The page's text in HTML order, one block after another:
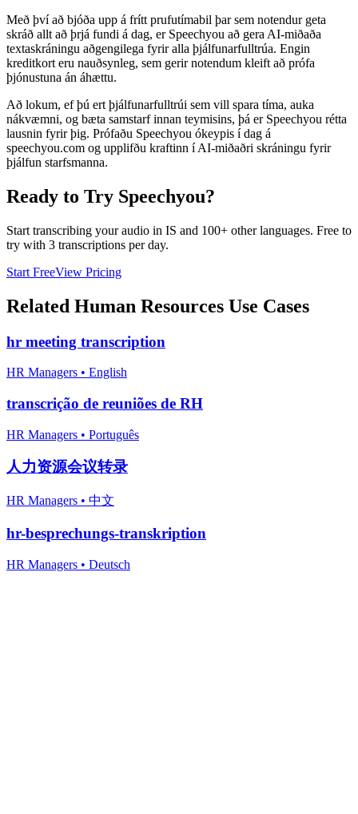
Með því að bjóða upp á frítt prufutímabil þar sem notendur geta
skráð allt að þrjá fundi á dag, er Speechyou að gera AI-miðaða
textaskráningu aðgengilega fyrir alla þjálfunarfulltrúa. Engin
kreditkort eru nauðsynleg, sem gerir notendum kleift að prófa
þjónustuna án áhættu.
Að lokum, ef þú ert þjálfunarfulltrúi sem vill spara tíma, auka
nákvæmni, og bæta samstarf innan teymisins, þá er Speechyou rétta
lausnin fyrir þig. Prófaðu Speechyou ókeypis í dag á
speechyou.com og upplifðu kraftinn í AI-miðaðri skráningu fyrir
þjálfun starfsmanna.
Ready to Try Speechyou?
Start transcribing your audio in IS and 100+ other languages. Free to
try with 3 transcriptions per day.
Start FreeView Pricing
Related Human Resources Use Cases
hr meeting transcription
HR Managers • English
transcrição de reuniões de RH
HR Managers • Português
人力资源会议转录
HR Managers • 中文
hr-besprechungs-transkription
HR Managers • Deutsch